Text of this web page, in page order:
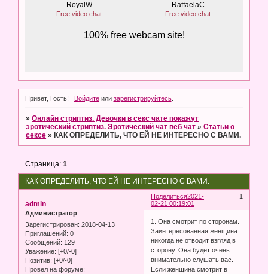
Привет, Гость! Войдитеили зарегистрируйтесь.
»Онлайн стриптиз. Девочки в секс чате покажут
эротический стриптиз. Эротический чат веб чат »Статьи о
сексе » КАК ОПРЕДЕЛИТЬ, ЧТО ЕЙ НЕ ИНТЕРЕСНО С ВАМИ.
КАК ОПРЕДЕЛИТЬ, ЧТО ЕЙ НЕ ИНТЕРЕСНО С ВАМИ.
Страница:1
Поделиться 1
2021-
02-21 00:19:01
admin
Администратор
Зарегистрирован: 2018-04-13
Приглашений: 0
Сообщений: 129
Уважение: [+0/-0]
Позитив: [+0/-0]
Провел на форуме:
1. Она смотрит по сторонам.
Заинтересованная женщина
никогда не отводит взгляд в
сторону. Она будет очень
внимательно слушать вас.
Если женщина смотрит в